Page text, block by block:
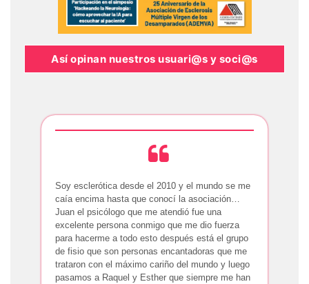
Así opinan nuestros usuari@s y soci@s
Soy esclerótica desde el 2010 y el mundo se me
caía encima hasta que conocí la asociación…
Juan el psicólogo que me atendió fue una
excelente persona conmigo que me dio fuerza
para hacerme a todo esto después está el grupo
de fisio que son personas encantadoras que me
trataron con el máximo cariño del mundo y luego
pasamos a Raquel y Esther que siempre me han